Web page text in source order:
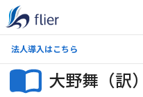
法人導入はこちら
大野舞（訳）